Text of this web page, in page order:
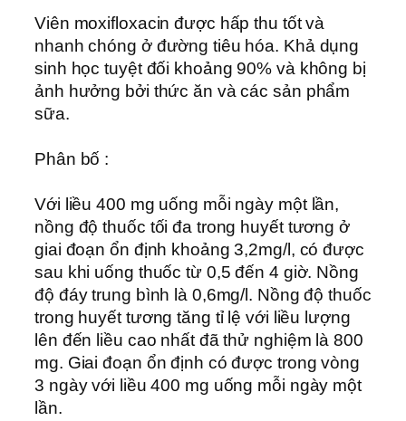
Viên moxifloxacin được hấp thu tốt và
nhanh chóng ở đường tiêu hóa. Khả dụng
sinh học tuyệt đối khoảng 90% và không bị
ảnh hưởng bởi thức ăn và các sản phẩm
sữa.
Phân bố :
Với liều 400 mg uống mỗi ngày một lần,
nồng độ thuốc tối đa trong huyết tương ở
giai đoạn ổn định khoảng 3,2mg/l, có được
sau khi uống thuốc từ 0,5 đến 4 giờ. Nồng
độ đáy trung bình là 0,6mg/l. Nồng độ thuốc
trong huyết tương tăng tỉ lệ với liều lượng
lên đến liều cao nhất đã thử nghiệm là 800
mg. Giai đoạn ổn định có được trong vòng
3 ngày với liều 400 mg uống mỗi ngày một
lần.